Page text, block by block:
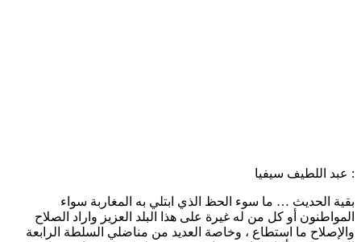
: عبد اللطيف سيفيا
بقية الحديث … ما سوء الحظ الذي ابتلي به المغاربة سواء
المواطنون أو كل من له غيرة على هذا البلد العزيز واراد الصلاح
والإصلاح ما استطاع ، وخاصة العديد من مناضلي السلطة الرابعة